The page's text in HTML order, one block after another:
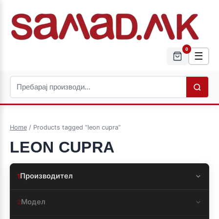
0
☰
Home / Products tagged “leon cupra”
LEON CUPRA
1Производител
2Модел